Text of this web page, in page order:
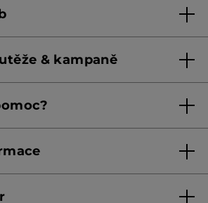
klubu od 1. 6. 2026
& kampaně
nabídek